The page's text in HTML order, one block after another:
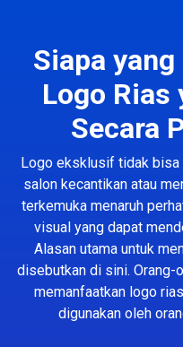
Siapa
Logo Rias
Secara
Logo eksklusif tidak bisa
salon kecantikan atau
terkemuka menaruh
visual yang dapat
Alasan utama untuk
disebutkan di sini. Orang-
memanfaatkan logo
digunakan oleh